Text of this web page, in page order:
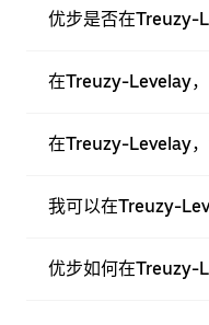
优步是否在Treuzy-
在Treuzy-Levelay，
在Treuzy-Levelay，
我可以在Treuzy-
优步如何在Treuzy-